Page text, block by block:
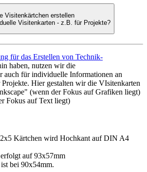
Visitenkärtchen erstellen
Visitenkarten - z.B. für Projekte?
für das Erstellen von Technik-
haben, nutzen wir die
auch für individuelle Informationen an
Hier gestalten wir die VIsitenkarten
(wenn der Fokus auf Grafiken liegt)
Fokus auf Text liegt)
Kärtchen wird Hochkant auf DIN A4
auf 93x57mm
bei 90x54mm.